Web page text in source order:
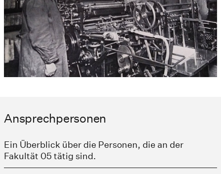
Ansprechpersonen
Ein Überblick über die Personen, die an der
Fakultät 05 tätig sind.